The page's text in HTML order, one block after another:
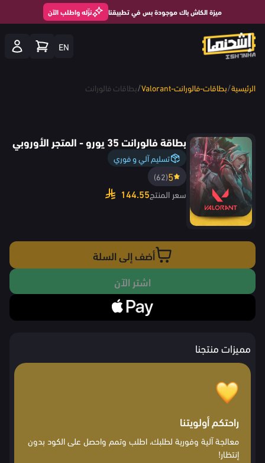
ميزة الكاش باك موجودة بس في تطبيقنا نزّله واطلب الآن
EN
الرئيسية/بطاقات-فالورانت-Valorant /بطاقات فالورانت
بطاقة فالورانت 35 يورو - المتجر الأوروبي
تسليم آلي و فوري
5
(62)
سعر المنتج144.55
أضف إلى السلة
اشتر الآن
مميزات منتجنا
راحتكم أولويتنا
معالجة آلية وفورية لطلبك، اطلب وتمم واحصل على الكود بدون
إنتظار!